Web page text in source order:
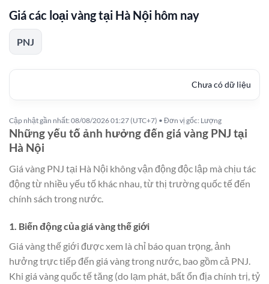
Giá các loại vàng tại Hà Nội hôm nay
PNJ
Chưa có dữ liệu
Cập nhật gần nhất: 08/08/2026 01:27 (UTC+7) • Đơn vị gốc: Lượng
Những yếu tố ảnh hưởng đến giá vàng PNJ tại
Hà Nội
Giá vàng PNJ tại Hà Nội không vận động độc lập mà chịu tác
động từ nhiều yếu tố khác nhau, từ thị trường quốc tế đến
chính sách trong nước.
1. Biến động của giá vàng thế giới
Giá vàng thế giới được xem là chỉ báo quan trọng, ảnh
hưởng trực tiếp đến giá vàng trong nước, bao gồm cả PNJ.
Khi giá vàng quốc tế tăng (do lạm phát, bất ổn địa chính trị, tỷ